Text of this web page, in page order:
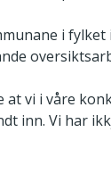
i
at vi i våre
inn. Vi har